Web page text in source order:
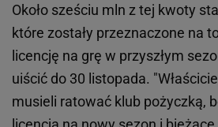
Około sześciu mln z tej kwoty
które zostały przeznaczone na
licencję na grę w przyszłym
uiścić do 30 listopada.
musieli ratować klub pożyczką,